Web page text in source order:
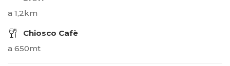
a 1,2km
Chiosco Cafè
a 650mt